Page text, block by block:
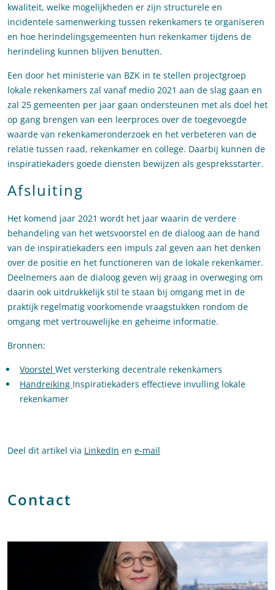
kwaliteit, welke mogelijkheden er zijn structurele en
incidentele samenwerking tussen rekenkamers te organiseren
en hoe herindelingsgemeenten hun rekenkamer tijdens de
herindeling kunnen blijven benutten.
Een door het ministerie van BZK in te stellen projectgroep
lokale rekenkamers zal vanaf medio 2021 aan de slag gaan en
zal 25 gemeenten per jaar gaan ondersteunen met als doel het
op gang brengen van een leerproces over de toegevoegde
waarde van rekenkameronderzoek en het verbeteren van de
relatie tussen raad, rekenkamer en college. Daarbij kunnen de
inspiratiekaders goede diensten bewijzen als gespreksstarter.
Afsluiting
Het komend jaar 2021 wordt het jaar waarin de verdere
behandeling van het wetsvoorstel en de dialoog aan de hand
van de inspiratiekaders een impuls zal geven aan het denken
over de positie en het functioneren van de lokale rekenkamer.
Deelnemers aan de dialoog geven wij graag in overweging om
daarin ook uitdrukkelijk stil te staan bij omgang met in de
praktijk regelmatig voorkomende vraagstukken rondom de
omgang met vertrouwelijke en geheime informatie.
Bronnen:
Voorstel Wet versterking decentrale rekenkamers
Handreiking Inspiratiekaders effectieve invulling lokale
rekenkamer
Deel dit artikel via LinkedIn en e-mail
Contact